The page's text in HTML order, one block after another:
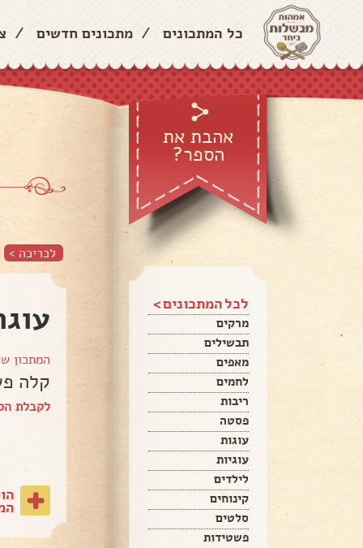
כל המתכונים / מתכונים חדשים /
אהבת את
הספר?
לכל המתכונים >
מרקים
תבשילים
מאפים
לחמים
ריבות
פסטה
עוגות
עוגיות
לילדים
קינוחים
סלטים
פשטידות
לכריכה >
המתכון
קלה
לקבלת